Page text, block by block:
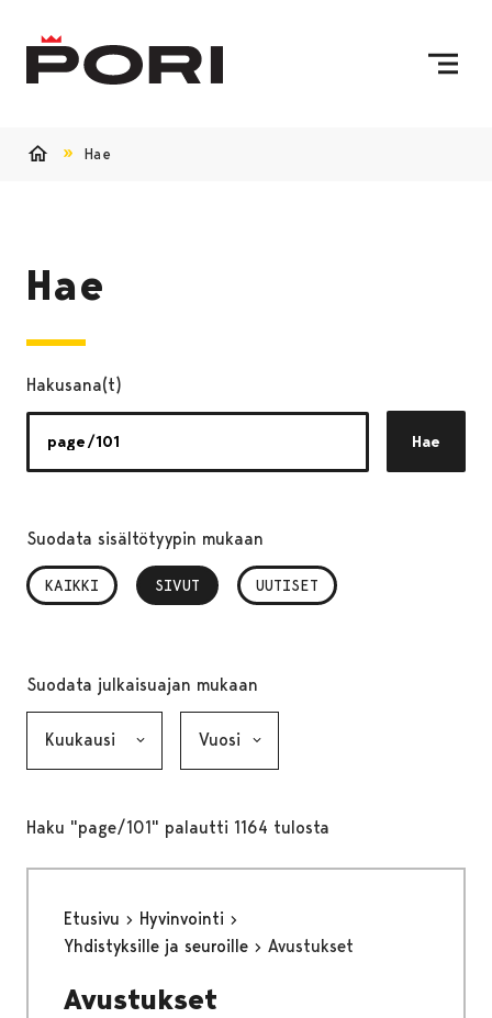
Hae
Hae
Hakusana(t)
Hae
Suodata sisältötyypin mukaan
KAIKKI SIVUT
, VALITTU UUTISET
Suodata julkaisuajan mukaan
Haku "page/101" palautti 1164 tulosta
Etusivu
Hyvinvointi
Yhdistyksille ja seuroille
Avustukset
Avustukset